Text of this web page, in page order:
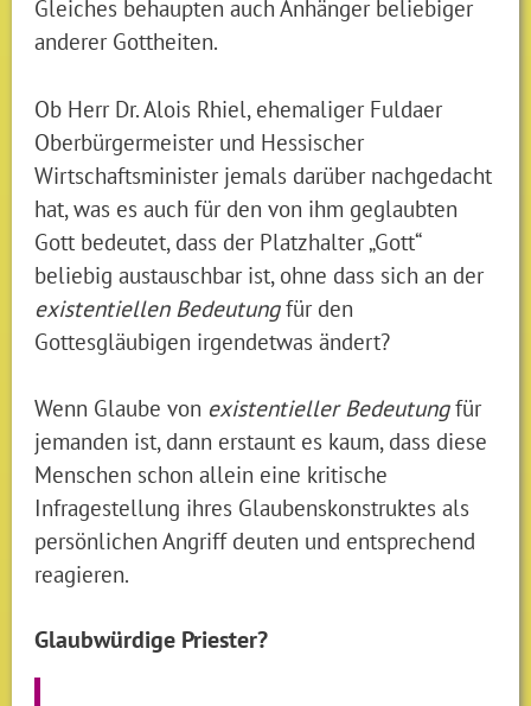
Gleiches behaupten auch Anhänger beliebiger
anderer Gottheiten.
Ob Herr Dr. Alois Rhiel, ehemaliger Fuldaer
Oberbürgermeister und Hessischer
Wirtschaftsminister jemals darüber nachgedacht
hat, was es auch für den von ihm geglaubten
Gott bedeutet, dass der Platzhalter „Gott“
beliebig austauschbar ist, ohne dass sich an der
existentiellen Bedeutungfür den
Gottesgläubigen irgendetwas ändert?
Wenn Glaube von existentieller Bedeutungfür
jemanden ist, dann erstaunt es kaum, dass diese
Menschen schon allein eine kritische
Infragestellung ihres Glaubenskonstruktes als
persönlichen Angriff deuten und entsprechend
reagieren.
Glaubwürdige Priester?